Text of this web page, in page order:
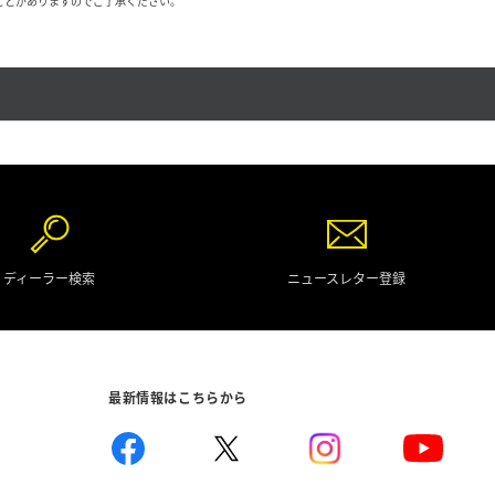
ディーラー検索 ニュースレター登録
最新情報はこちらから